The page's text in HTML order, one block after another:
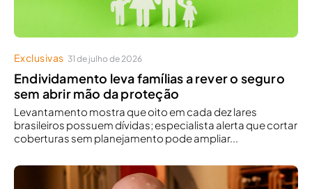
Exclusivas 31 de julho de 2026
Endividamento leva famílias a rever o seguro
sem abrir mão da proteção
Levantamento mostra que oito em cada dez lares
brasileiros possuem dívidas; especialista alerta que cortar
coberturas sem planejamento pode ampliar...